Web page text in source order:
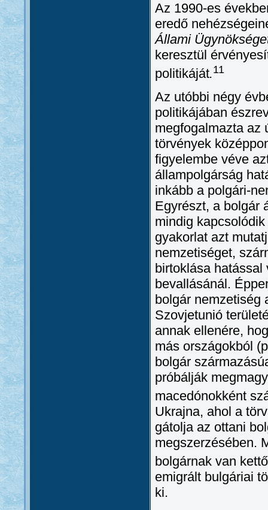
Az 1990-es
eredő
Állami
keresztül
politikáját.11
Az utóbbi négy
politikájában
megfogalmazta az
törvények
figyelembe véve
állampolgárság
inkább a polgári-
Egyrészt, a bolgár
mindig
gyakorlat azt
nemzetiséget,
birtoklása hatással
bevallásánál.
bolgár nemzetiség
Szovjetunió
annak ellenére,
más országokból
bolgár
próbálják
macedónokként
Ukrajna, ahol a
gátolja az ottani
megszerzésében.
bolgárnak van
emigrált bulgáriai
ki.